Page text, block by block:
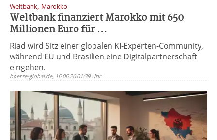
Weltbank, Marokko
Weltbank finanziert Marokko mit 650
Millionen Euro für ...
Riad wird Sitz einer globalen KI-Experten-Community,
während EU und Brasilien eine Digitalpartnerschaft
eingehen.
boerse-global.de, 16.06.26 01:39 Uhr